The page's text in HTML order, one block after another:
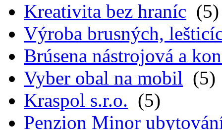
Kreativita bez hraníc (5)
Výroba brusných,
Brúsena nástrojová a
Vyber obal na mobil (5)
Kraspol s.r.o. (5)
Penzion Minor